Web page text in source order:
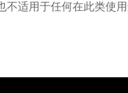
适用于任何在此类使